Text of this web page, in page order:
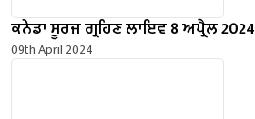
ਕਨੇਡਾ ਸੂਰਜ ਗ੍ਰਹਿਣ ਲਾਇਵ 8 ਅਪ੍ਰੈਲ 2024
09th April 2024